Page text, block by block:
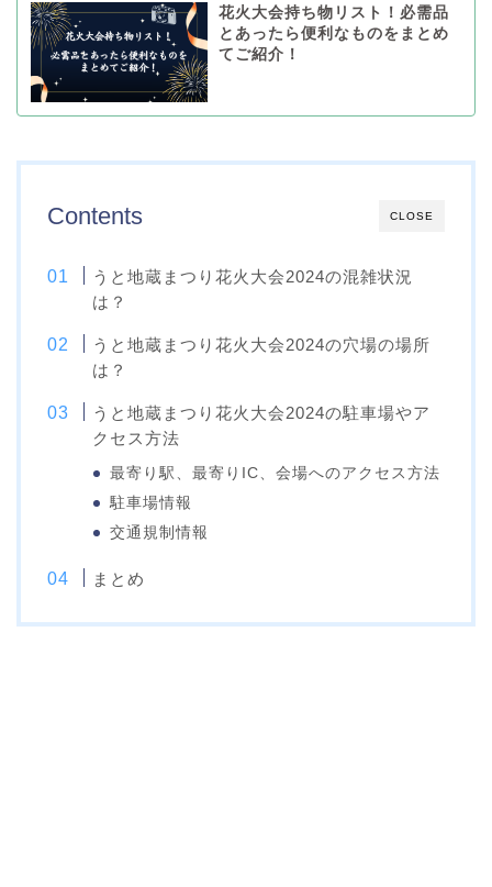
花火大会持ち物リスト！必需品
とあったら便利なものをまとめ
てご紹介！
CLOSE
Contents
うと地蔵まつり花火大会2024の混雑状況
は？
うと地蔵まつり花火大会2024の穴場の場所
は？
うと地蔵まつり花火大会2024の駐車場やア
クセス方法
最寄り駅、最寄りIC、会場へのアクセス方法
駐車場情報
交通規制情報
まとめ